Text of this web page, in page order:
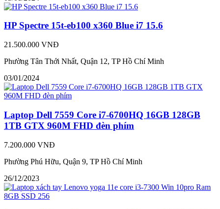
HP Spectre 15t-eb100 x360 Blue i7 15.6
21.500.000 VNĐ
Phường Tân Thới Nhất, Quận 12, TP Hồ Chí Minh
03/01/2024
Laptop Dell 7559 Core i7-6700HQ 16GB 128GB
1TB GTX 960M FHD đèn phím
7.200.000 VNĐ
Phường Phú Hữu, Quận 9, TP Hồ Chí Minh
26/12/2023